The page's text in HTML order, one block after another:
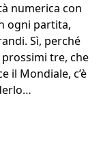
numerica con
ogni partita,
Sì, perché
tre, che
il Mondiale, c’è